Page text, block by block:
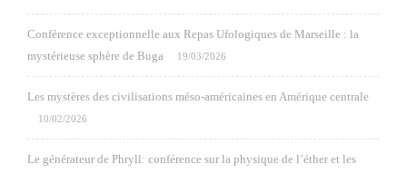
Conférence exceptionnelle aux Repas Ufologiques de Marseille : la
mystérieuse sphère de Buga
19/03/2026
Les mystères des civilisations méso-américaines en Amérique centrale
10/02/2026
Le générateur de Phryll: conférence sur la physique de l’éther et les